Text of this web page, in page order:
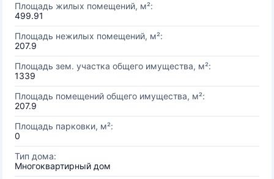
Площадь жилых помещений, м²:
499.91
Площадь нежилых помещений, м²:
207.9
Площадь зем. участка общего имущества, м²:
1339
Площадь помещений общего имущества, м²:
207.9
Площадь парковки, м²:
0
Тип дома:
Многоквартирный дом